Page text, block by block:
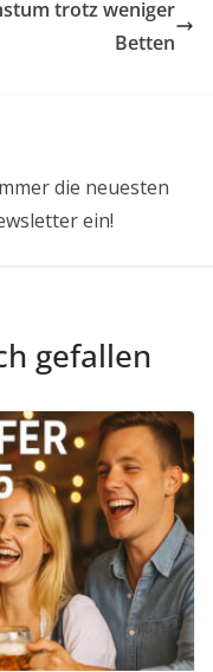
trotz weniger
Betten
die neuesten
ein!
gefallen